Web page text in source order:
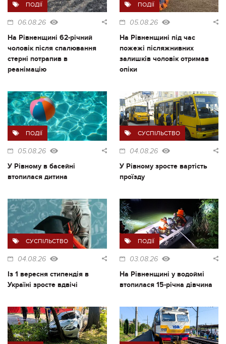
ПОДІЇ
06.08.26
На Рівненщині 62-річний
чоловік після спалювання
стерні потрапив в
реанімацію
ПОДІЇ
05.08.26
На Рівненщині під час
пожежі післяжнивних
залишків чоловік отримав
опіки
ПОДІЇ
05.08.26
У Рівному в басейні
втопилася дитина
СУСПІЛЬСТВО
04.08.26
У Рівному зросте вартість
проїзду
СУСПІЛЬСТВО
04.08.26
Із 1 вересня стипендія в
Україні зросте вдвічі
ПОДІЇ
03.08.26
На Рівненщині у водоймі
втопилася 15-річна дівчина